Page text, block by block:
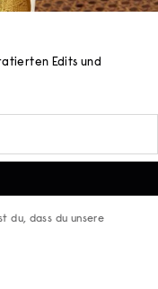
Edits und
du, dass du unsere